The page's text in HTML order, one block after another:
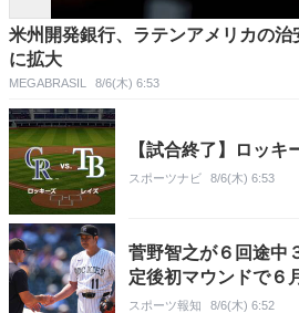
米州開発銀行、ラテンアメリカの
に拡大
MEGABRASIL 8/6(木) 6:53
【試合終了】ロッキ
スポーツナビ 8/6(木) 6:53
菅野智之が６回途
定後初マウンドで６
スポーツ報知 8/6(木) 6:52